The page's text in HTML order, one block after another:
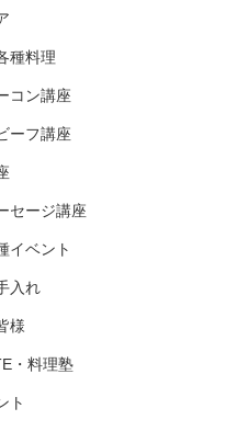
種料理
コン講座
ーフ講座
セージ講座
ベント
入れ
様
・料理塾
ト